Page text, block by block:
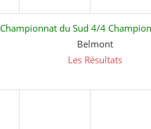
Championnat du Sud 4/4
Belmont
Les Résultats